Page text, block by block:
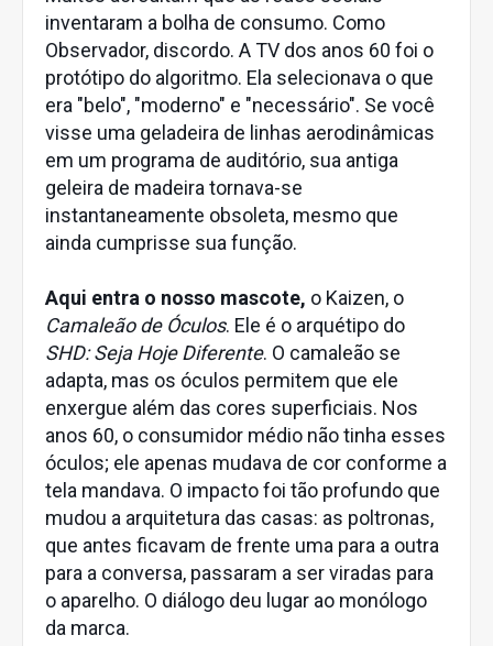
inventaram a bolha de consumo. Como
Observador, discordo. A TV dos anos 60 foi o
protótipo do algoritmo. Ela selecionava o que
era "belo", "moderno" e "necessário". Se você
visse uma geladeira de linhas aerodinâmicas
em um programa de auditório, sua antiga
geleira de madeira tornava-se
instantaneamente obsoleta, mesmo que
ainda cumprisse sua função.
Aqui entra o nosso mascote, o Kaizen, o
Camaleão de Óculos. Ele é o arquétipo do
SHD: Seja Hoje Diferente. O camaleão se
adapta, mas os óculos permitem que ele
enxergue além das cores superficiais. Nos
anos 60, o consumidor médio não tinha esses
óculos; ele apenas mudava de cor conforme a
tela mandava. O impacto foi tão profundo que
mudou a arquitetura das casas: as poltronas,
que antes ficavam de frente uma para a outra
para a conversa, passaram a ser viradas para
o aparelho. O diálogo deu lugar ao monólogo
da marca.